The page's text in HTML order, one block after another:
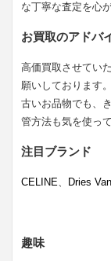
な丁寧な査定を心
お買取のアドバ
高価買取させてい
願いしております。
古いお品物でも、
管方法も気を使っ
注目ブランド
CELINE、 Dries
趣味